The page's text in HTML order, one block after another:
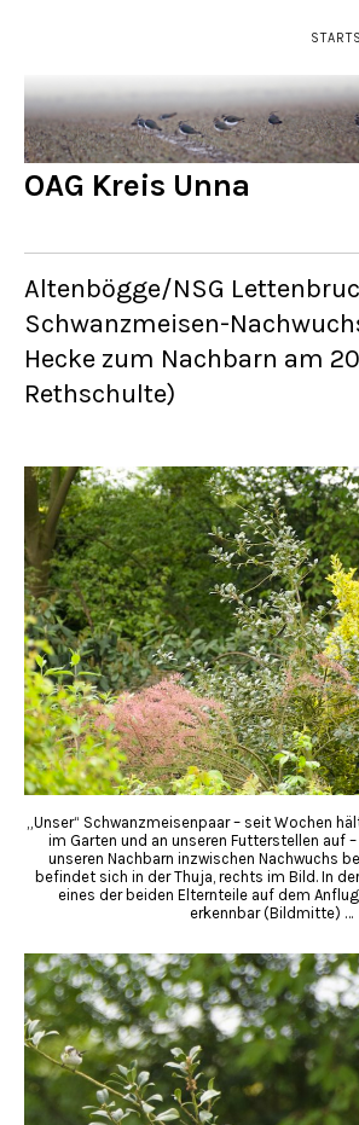
OAG Kreis Unna
Altenbögge/NSG
Schwanzmeisen-
Hecke zum Nachbarn am
Rethschulte)
„Unser“ Schwanzmeisenpaar – seit Wochen
im Garten und an unseren Futterstellen auf
unseren Nachbarn inzwischen Nachwuchs
befindet sich in der Thuja, rechts im Bild. In
eines der beiden Elternteile auf dem
erkennbar (Bildmitte) …